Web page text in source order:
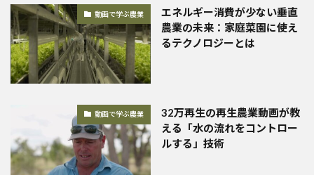
動画で学ぶ農業
エネルギー消費が少ない垂直
農業の未来：家庭菜園に使え
るテクノロジーとは
動画で学ぶ農業
32万再生の再生農業動画が教
える「水の流れをコントロー
ルする」技術